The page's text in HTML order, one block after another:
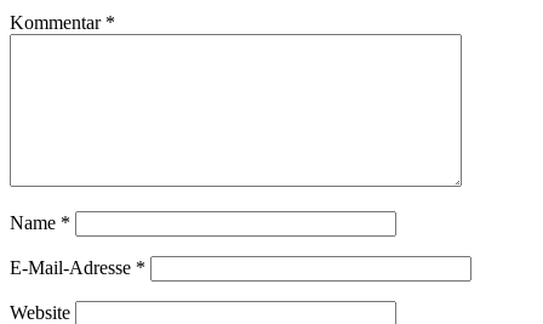
Kommentar *
Name *
E-Mail-Adresse *
Website